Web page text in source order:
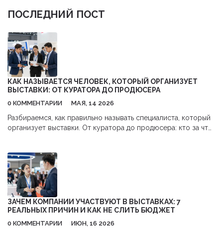
ПОСЛЕДНИЙ ПОСТ
КАК НАЗЫВАЕТСЯ ЧЕЛОВЕК, КОТОРЫЙ ОРГАНИЗУЕТ
ВЫСТАВКИ: ОТ КУРАТОРА ДО ПРОДЮСЕРА
0 КОММЕНТАРИИ МАЯ, 14 2026
Разбираемся, как правильно называть специалиста, который
организует выставки. От куратора до продюсера: кто за что
ЗАЧЕМ КОМПАНИИ УЧАСТВУЮТ В ВЫСТАВКАХ: 7
РЕАЛЬНЫХ ПРИЧИН И КАК НЕ СЛИТЬ БЮДЖЕТ
0 КОММЕНТАРИИ ИЮН, 16 2026